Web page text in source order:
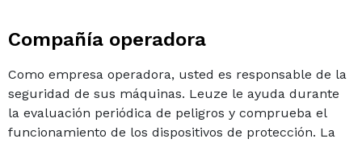
Compañía operadora
Como empresa operadora, usted es responsable de la
seguridad de sus máquinas. Leuze le ayuda durante
la evaluación periódica de peligros y comprueba el
funcionamiento de los dispositivos de protección. La